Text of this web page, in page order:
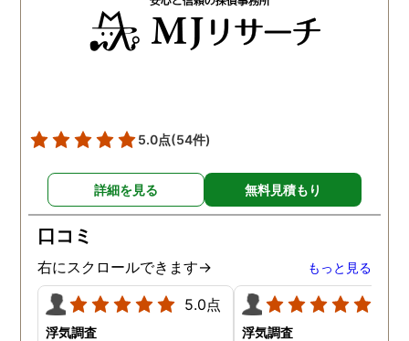
5.0点(54件)
詳細を見る 無料見積もり
口コミ
右にスクロールできます→ もっと見る
5.0点
浮気調査 浮気調査